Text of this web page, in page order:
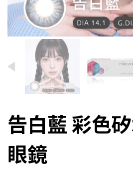
告白藍 彩色
眼鏡